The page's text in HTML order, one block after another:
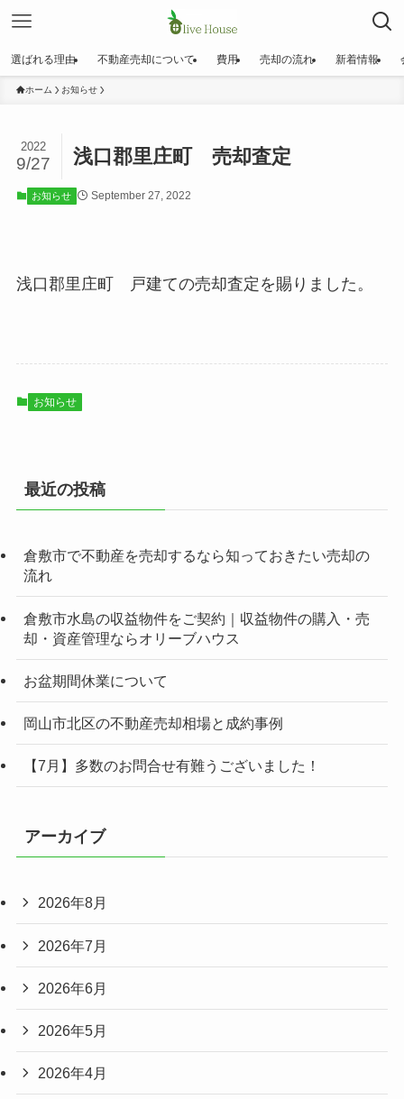
選ばれる理由 不動産売却について 費用 売却の流れ 新着情報
ホーム お知らせ
浅口郡里庄町 売却査定
2022
9/27
お知らせ September 27, 2022
浅口郡里庄町 戸建ての売却査定を賜りました。
お知らせ
最近の投稿
倉敷市で不動産を売却するなら知っておきたい売却の
流れ
倉敷市水島の収益物件をご契約｜収益物件の購入・売
却・資産管理ならオリーブハウス
お盆期間休業について
岡山市北区の不動産売却相場と成約事例
【7月】多数のお問合せ有難うございました！
アーカイブ
2026年8月
2026年7月
2026年6月
2026年5月
2026年4月